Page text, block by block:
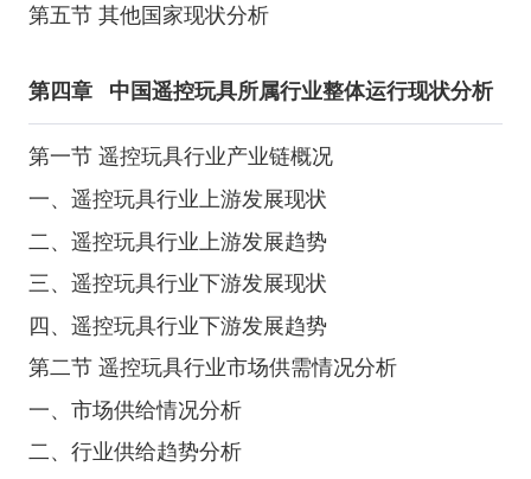
第五节 其他国家现状分析
第四章 中国遥控玩具所属行业整体运行现状分析
第一节 遥控玩具行业产业链概况
一、遥控玩具行业上游发展现状
二、遥控玩具行业上游发展趋势
三、遥控玩具行业下游发展现状
四、遥控玩具行业下游发展趋势
第二节 遥控玩具行业市场供需情况分析
一、市场供给情况分析
二、行业供给趋势分析